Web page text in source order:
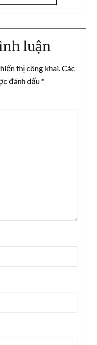
luận
thị công khai.Các
đánh dấu*